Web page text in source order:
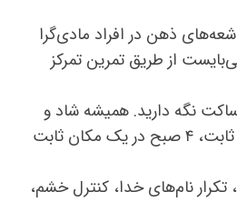
ذهن در افراد مادی‌گرا
از طریق تمرین تمرکز
نگه دارید. همیشه شاد و
بشاش باشید. سپس می‌توانید به‌تنهایی تمرکز کنید. در متمرکز کردن افکار نظم و پشتکار داشته باشید. همیشه در رأس ساعت ثابت، ۴ صبح در یک مکان ثابت
نام‌های خدا، کنترل خشم،